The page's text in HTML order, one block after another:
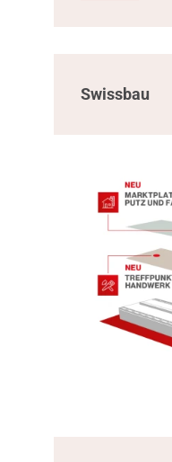
Swissbau